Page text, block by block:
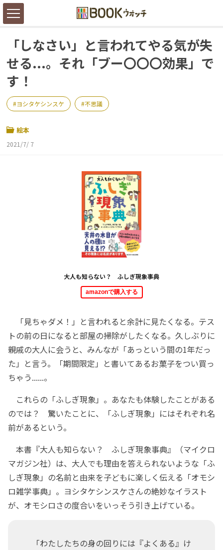
「しなさい」と言われてやる気が失
せる...。それ「ブー〇〇〇効果」で
す！
ヨシタケシンスケ 不思議
絵本
2021/7/ 7
大人も知らない？ ふしぎ現象事典
amazonで購入する
「見ちゃダメ！」と言われると余計に見たくなる。テス
トの前の日になると部屋の掃除がしたくなる。久しぶりに
親戚の大人に会うと、みんなが「あっという間の1年だっ
た」と言う。「期間限定」と書いてあるお菓子をつい買っ
ちゃう......。
これらの「ふしぎ現象」。あなたも体験したことがある
のでは？ 驚いたことに、「ふしぎ現象」にはそれぞれ名
前があるという。
本書『大人も知らない？ ふしぎ現象事典』（マイクロ
マガジン社）は、大人でも理由を答えられないような「ふ
しぎ現象」の名前と由来を子どもに楽しく伝える「オモシ
ロ雑学事典」。ヨシタケシンスケさんの絶妙なイラスト
が、オモシロさの度合いをいっそう引き上げている。
「わたしたちの身の回りには『よくある』け